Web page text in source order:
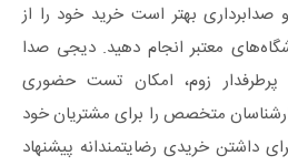
صدابرداری بهتر است خرید خود را از
معتبر انجام دهید. دیجی صدا
زوم، امکان تست حضوری
متخصص را برای مشتریان خود
داشتن خریدی رضایتمندانه پیشنهاد